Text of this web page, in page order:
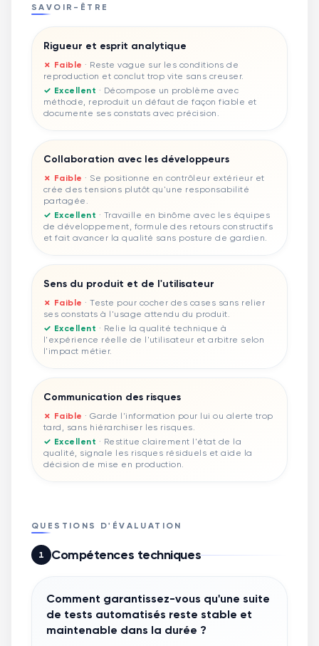
SAVOIR-ÊTRE
Rigueur et esprit analytique
✗ Faible · Reste vague sur les conditions de
reproduction et conclut trop vite sans creuser.
✓ Excellent · Décompose un problème avec
méthode, reproduit un défaut de façon fiable et
documente ses constats avec précision.
Collaboration avec les développeurs
✗ Faible · Se positionne en contrôleur extérieur et
crée des tensions plutôt qu'une responsabilité
partagée.
✓ Excellent · Travaille en binôme avec les équipes
de développement, formule des retours constructifs
et fait avancer la qualité sans posture de gardien.
Sens du produit et de l'utilisateur
✗ Faible ·Teste pour cocher des cases sans relier
ses constats à l'usage attendu du produit.
✓ Excellent · Relie la qualité technique à
l'expérience réelle de l'utilisateur et arbitre selon
l'impact métier.
Communication des risques
✗ Faible ·Garde l'information pour lui ou alerte trop
tard, sans hiérarchiser les risques.
✓ Excellent · Restitue clairement l'état de la
qualité, signale les risques résiduels et aide la
décision de mise en production.
QUESTIONS D'ÉVALUATION
1 Compétences techniques
Comment garantissez-vous qu'une suite
de tests automatisés reste stable et
maintenable dans la durée ?